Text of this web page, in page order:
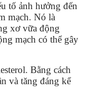
tố ảnh hưởng đến
mạch. Nó là
xơ vữa động
mạch có thể gây
Bằng cách
và tăng đáng kể